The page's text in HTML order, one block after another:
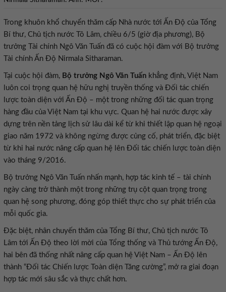
Trong khuôn khổ chuyển thăm cấp Nhà nước tới Ấn Độ của Tổng
Bí thư, Chủ tịch nước Tô Lâm, chiều 6/5 (giờ địa phương), Bộ
trưởng Tài chính Ngô Văn Tuấn đã có cuộc hội đàm với Bộ trưởng
Tài chính Ấn Độ Nirmala Sitharaman.
Tại cuộc hội đàm, Bộ trưởng Ngô Văn Tuấn khẳng định, Việt Nam
luôn coi trọng quan hệ hữu nghị truyền thống và Đối tác chiến
lược toàn diện với Ấn Độ – một trong những đối tác quan trọng
hàng đầu của Việt Nam tại khu vực. Quan hệ hai nước được xây
dựng trên nền tảng lịch sử lâu dài kể từ khi thiết lập quan hệ ngoại
giao năm 1972 và không ngừng được củng cố, phát triển, đặc biệt
từ khi hai nước nâng cấp quan hệ lên Đối tác chiến lược toàn diện
vào tháng 9/2016.
Bộ trưởng Ngô Văn Tuấn nhấn mạnh, hợp tác kinh tế – tài chính
ngày càng trở thành một trong những trụ cột quan trọng trong
quan hệ song phương, đóng góp thiết thực cho sự phát triển của
mỗi quốc gia.
Đặc biệt, nhân chuyến thăm của Tổng Bí thư, Chủ tịch nước Tô
Lâm tới Ấn Độ theo lời mời của Tổng thống và Thủ tướng Ấn Độ,
hai bên đã thống nhất nâng cấp quan hệ Việt Nam – Ấn Độ lên
thành “Đối tác Chiến lược Toàn diện Tăng cường”, mở ra giai đoạn
hợp tác mới sâu sắc và thực chất hơn.